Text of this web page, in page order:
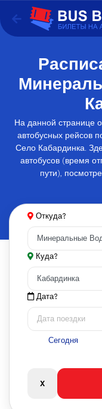
На данной странице
автобусных рейсов
Село Кабардинка.
автобусов (время
пути),
Откуда?
Куда?
Дата?
Сегодня